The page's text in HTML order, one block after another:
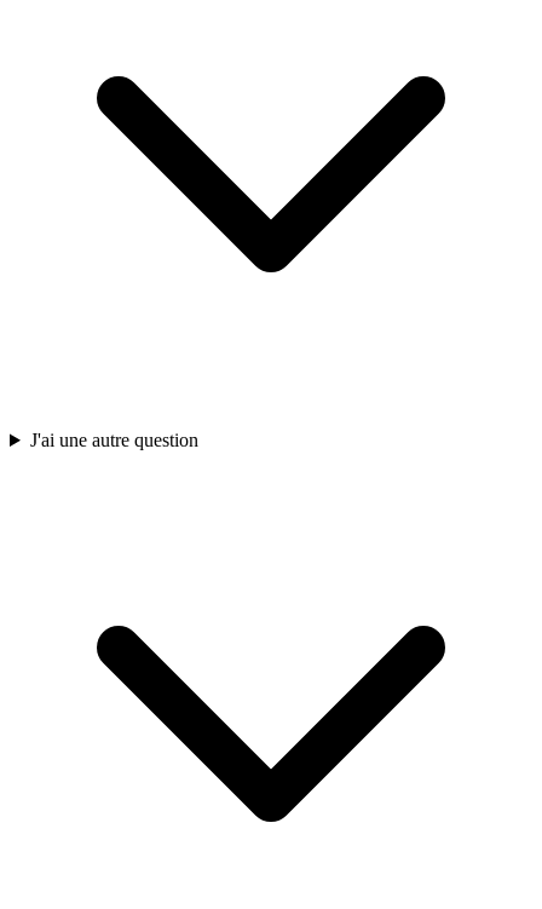
J'ai une autre question